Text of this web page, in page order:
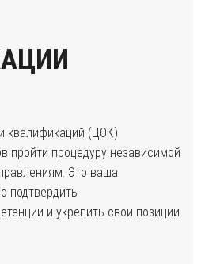
квалификаций (ЦОК)
пройти процедуру независимой
Это ваша
подтвердить
и укрепить свои позиции